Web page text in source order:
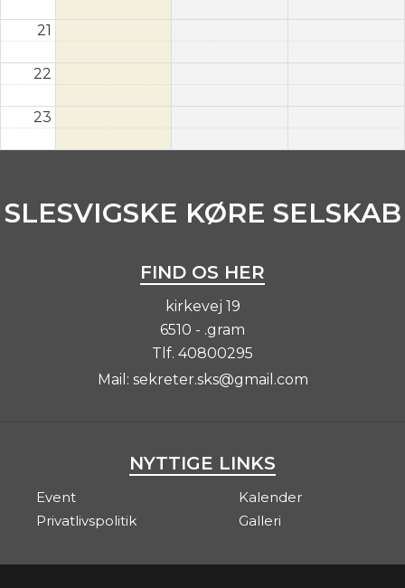
21
22
23
SLESVIGSKE KØRE SELSKAB
FIND OS HER
kirkevej 19
6510 - .gram
Tlf. 40800295
Mail: sekreter.sks@gmail.com
NYTTIGE LINKS
Event
Kalender
Privatlivspolitik
Galleri